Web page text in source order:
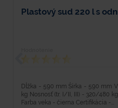
Plastový sud 220 l s
Dĺžka - 590 mm Šírka - 590 mm
kg Nosnosť (tr. I/II, III) - 320/480
Farba veka - čierna Certifikácia -...